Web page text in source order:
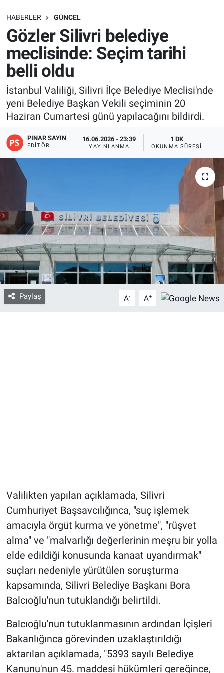
HABERLER GÜNCEL
Gözler Silivri belediye
meclisinde: Seçim tarihi
belli oldu
İstanbul Valiliği, Silivri İlçe Belediye Meclisi'nde
yeni Belediye Başkan Vekili seçiminin 20
Haziran Cumartesi günü yapılacağını bildirdi.
PINAR SAYIN
EDITÖR
16.06.2026 - 23:39
YAYINLANMA
1 DK
OKUNMA SÜRESI
Paylaş A- A+
Valilikten yapılan açıklamada, Silivri
Cumhuriyet Başsavcılığınca, "suç işlemek
amacıyla örgüt kurma ve yönetme", "rüşvet
alma" ve "malvarlığı değerlerinin meşru bir yolla
elde edildiği konusunda kanaat uyandırmak"
suçları nedeniyle yürütülen soruşturma
kapsamında, Silivri Belediye Başkanı Bora
Balcıoğlu'nun tutuklandığı belirtildi.
Balcıoğlu'nun tutuklanmasının ardından İçişleri
Bakanlığınca görevinden uzaklaştırıldığı
aktarılan açıklamada, "5393 sayılı Belediye
Kanunu'nun 45. maddesi hükümleri gereğince,
SAĞLIK
EKONOMİ
EĞİTİM
ÖZEL HABER
Keşfet
ASTROLOJİ
RESMİ İLANLAR
İLAN
Bize ulaşın
İletişim/Künye
Yaşam